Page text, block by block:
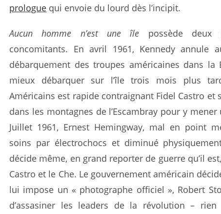
prologue qui envoie du lourd dès l’incipit.
Aucun homme n’est une île possède deux
concomitants. En avril 1961, Kennedy
débarquement des troupes américaines dans la
mieux débarquer sur l’île trois mois plus
Américains est rapide contraignant Fidel Castro et
dans les montagnes de l’Escambray pour y
Juillet 1961, Ernest Hemingway, mal en point
soins par électrochocs et diminué
décide même, en grand reporter de guerre qu’il
Castro et le Che. Le gouvernement américain
lui impose un « photographe officiel », Robert
d’assasiner les leaders de la révolution –